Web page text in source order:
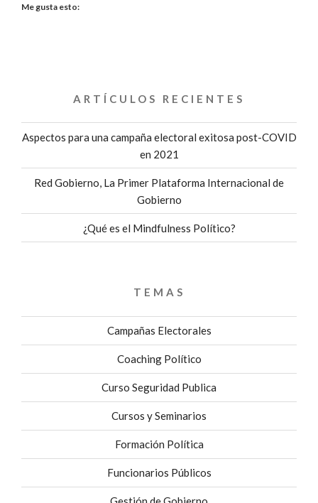
Me gusta esto:
ARTÍCULOS RECIENTES
Aspectos para una campaña electoral exitosa post-COVID
en 2021
Red Gobierno, La Primer Plataforma Internacional de
Gobierno
¿Qué es el Mindfulness Político?
TEMAS
Campañas Electorales
Coaching Político
Curso Seguridad Publica
Cursos y Seminarios
Formación Política
Funcionarios Públicos